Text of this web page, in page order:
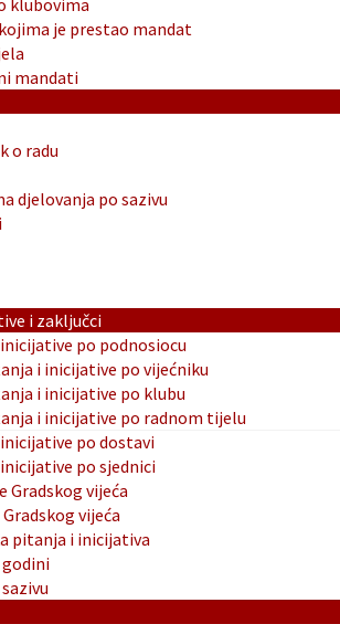
klubovima
je prestao mandat
mandati
o radu
djelovanja po sazivu
i zaključci
po podnosiocu
i inicijative po vijećniku
i inicijative po klubu
i inicijative po radnom tijelu
po dostavi
po sjednici
Gradskog vijeća
vijeća
pitanja i inicijativa
godini